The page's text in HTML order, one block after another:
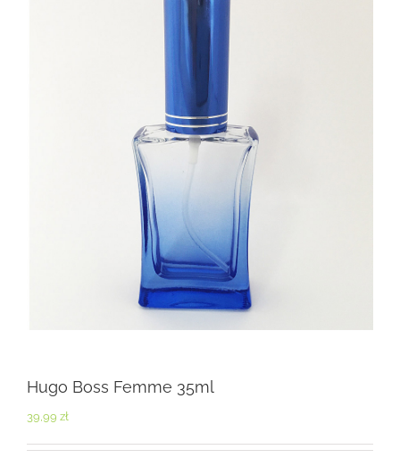
Hugo Boss Femme 35ml
39,99 zł